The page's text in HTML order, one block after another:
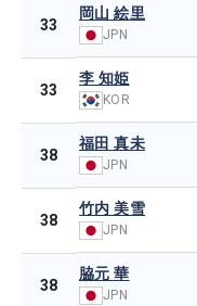
33
岡山 絵里
JPN
33
李 知姫
KOR
38
福田 真未
JPN
38
竹内 美雪
JPN
38
脇元 華
JPN